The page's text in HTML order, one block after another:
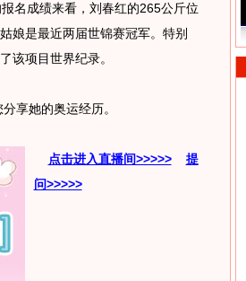
名成绩来看，刘春红的265公斤位
娘是最近两届世锦赛冠军。特别
该项目世界纪录。
享她的奥运经历。
点击进入直播间>>>>>
提
问>>>>>